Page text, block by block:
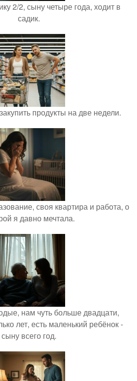
2/2, сыну четыре года, ходит в
садик.
продукты на две недели.
своя квартира и работа, о
я давно мечтала.
нам чуть больше двадцати,
лет, есть маленький ребёнок -
сыну всего год.